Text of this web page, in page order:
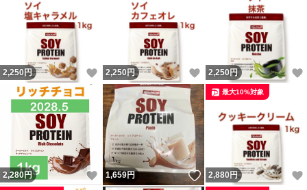
2,250 円 いいね！
2,250 円 いいね！
2,250 円
2,280円 いいね！
1,659円 いいね！
2,880 円
最大10%対象